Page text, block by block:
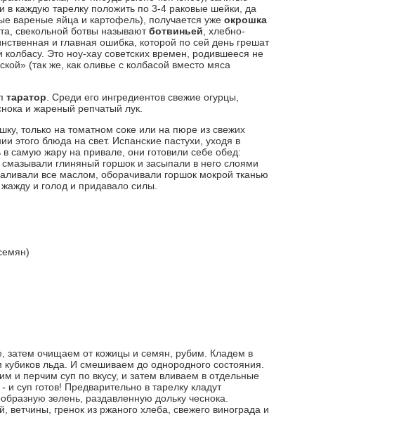
в каждую тарелку положить по 3-4 раковые шейки, да
вареные яйца и картофель), получается уже окрошка
свекольной ботвы называютботвиньей , хлебно-
и главная ошибка, которой по сей день грешат
Это ноу-хау советских времен, родившееся не
(так же, как оливье с колбасой вместо мяса
таратор . Среди его ингредиентов свежие огурцы,
и жареный репчатый лук.
только на томатном соке или на пюре из свежих
этого блюда на свет. Испанские пастухи, уходя в
самую жару на привале, они готовили себе обед:
глиняный горшок и засыпали в него слоями
все маслом, оборачивали горшок мокрой тканью
и голод и придавало силы.
затем очищаем от кожицы и семян, рубим. Кладем в
льда. И смешиваем до однородного состояния.
и перчим суп по вкусу, и затем вливаем в отдельные
суп готов! Предварительно в тарелку кладут
зелень, раздавленную дольку чеснока.
гренок из ржаного хлеба, свежего винограда и